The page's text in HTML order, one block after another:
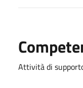
Attività di